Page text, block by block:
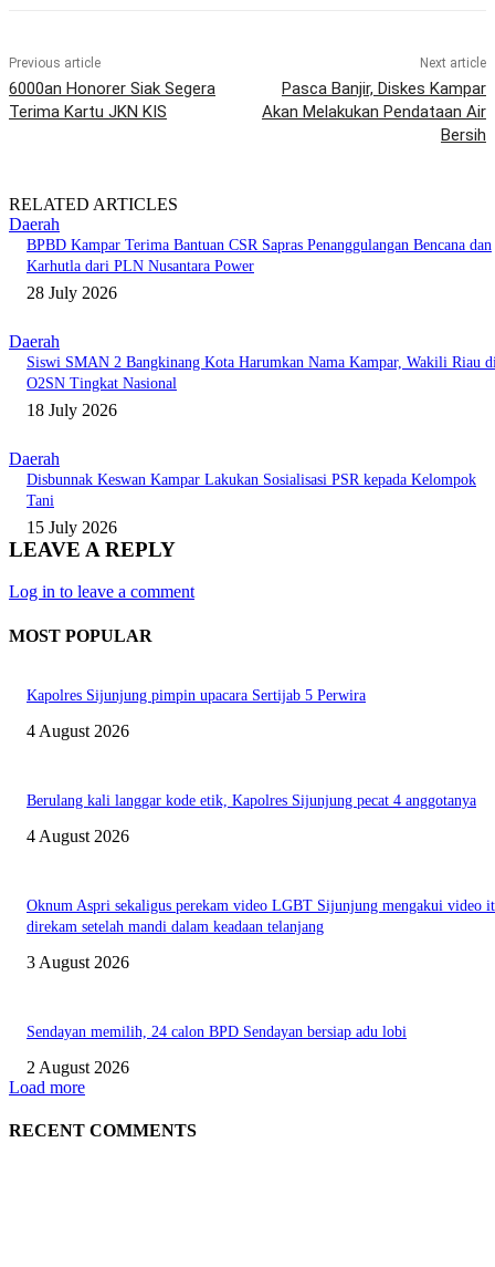
Previous article
6000an Honorer Siak Segera
Terima Kartu JKN KIS
Next article
Pasca Banjir, Diskes Kampar
Akan Melakukan Pendataan Air
Bersih
RELATED ARTICLES
Daerah
BPBD Kampar Terima Bantuan CSR Sapras Penanggulangan Bencana dan
Karhutla dari PLN Nusantara Power
28 July 2026
Daerah
Siswi SMAN 2 Bangkinang Kota Harumkan Nama Kampar, Wakili Riau
O2SN Tingkat Nasional
18 July 2026
Daerah
Disbunnak Keswan Kampar Lakukan Sosialisasi PSR kepada Kelompok
Tani
15 July 2026
LEAVE A REPLY
Log in to leave a comment
MOST POPULAR
Kapolres Sijunjung pimpin upacara Sertijab 5 Perwira
4 August 2026
Berulang kali langgar kode etik, Kapolres Sijunjung pecat 4 anggotanya
4 August 2026
Oknum Aspri sekaligus perekam video LGBT Sijunjung mengakui video
direkam setelah mandi dalam keadaan telanjang
3 August 2026
Sendayan memilih, 24 calon BPD Sendayan bersiap adu lobi
2 August 2026
Load more
RECENT COMMENTS